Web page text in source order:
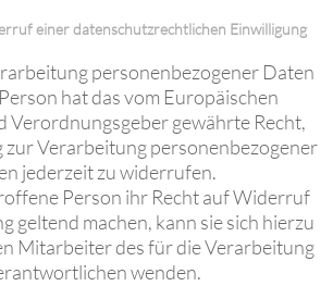
einer datenschutzrechtlichen Einwilligung
personenbezogener Daten
hat das vom Europäischen
Verordnungsgeber gewährte Recht,
zur Verarbeitung personenbezogener
jederzeit zu widerrufen.
Person ihr Recht auf Widerruf
geltend machen, kann sie sich hierzu
Mitarbeiter des für die Verarbeitung
wenden.